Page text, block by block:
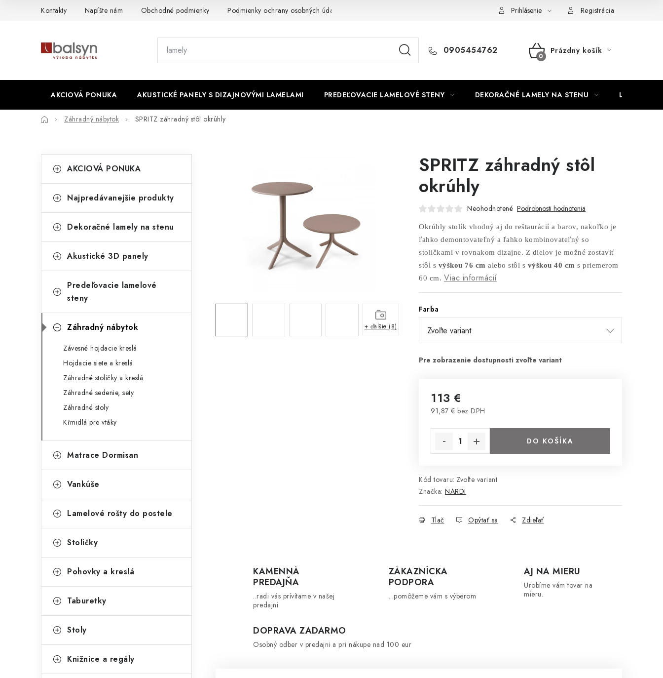
Kontakty Napíšte nám Obchodné podmienky Podmienky ochrany osobných údajov Nábytok na mieru Najpredávanejšie produkty
Prihlásenie Registrácia
0905454762
NÁKUPNÝ
Prázdny košík
AKCIOVÁ PONUKA AKUSTICKÉ PANELY S DIZAJNOVÝMI LAMELAMI PREDEĽOVACIE LAMELOVÉ STENY DEKORAČNÉ LAMELY NA STENU LAMELOVÉ
DomovZáhradný nábytok SPRITZ záhradný stôl okrúhly
o
n
ý
a
e
l
kategórie
a
e
ó
i
AKCIOVÁ PONUKA
Najpredávanejšie produkty
Dekoračné lamely na stenu
Akustické 3D panely
Predeľovacie lamelové
steny
Záhradný nábytok
Závesné hojdacie kreslá
Hojdacie siete a kreslá
Záhradné stoličky a kreslá
Záhradné sedenie, sety
Záhradné stoly
Kŕmidlá pre vtáky
Matrace Dormisan
Vankúše
Lamelové rošty do postele
Stoličky
Pohovky a kreslá
Taburetky
Stoly
Knižnice a regály
SPRITZ záhradný stôl
okrúhly
Neohodnotené Podrobnosti hodnotenia
Okrúhly stolík vhodný aj do reštaurácií a barov, nakoľko je
ľahko demontovateľný a ľahko kombinovateľný so
stoličkami v rovnakom dizajne. Z dielov je možné zostaviť
stôl s výškou 76 cm alebo stôl s výškou 40 cm s priemerom
60 cm. Viac informácií
Farba
113 €
91,87 € bez DPH
DO KOŠÍKA
Kód tovaru: Zvoľte variant
Značka: NARDI
Tlač Opýtať sa Zdieľať
+ ďalšie (8)
KAMENNÁ
PREDAJŇA
..radi vás prívítame v našej
predajni
ZÁKAZNÍCKA
PODPORA
...pomôžeme vám s výberom
AJ NA MIERU
Urobíme vám tovar na
mieru.
DOPRAVA ZADARMO
Osobný odber v predajni a pri nákupe nad 100 eur